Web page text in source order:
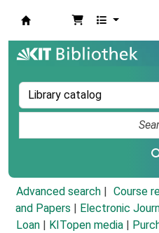
Advanced search Course
and Papers
Electronic
Loan
KITopen media